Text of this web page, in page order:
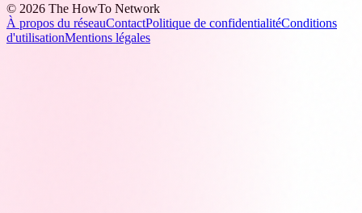
© 2026 The HowTo Network
À propos du réseauContactPolitique de confidentialitéConditions
d'utilisationMentions légales